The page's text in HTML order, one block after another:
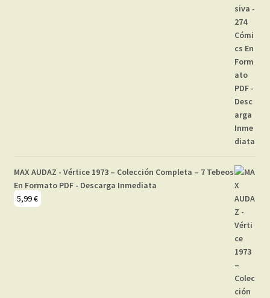
MAX AUDAZ - Vértice 1973 – Colección Completa – 7 Tebeos
En Formato PDF - Descarga Inmediata
5,99€